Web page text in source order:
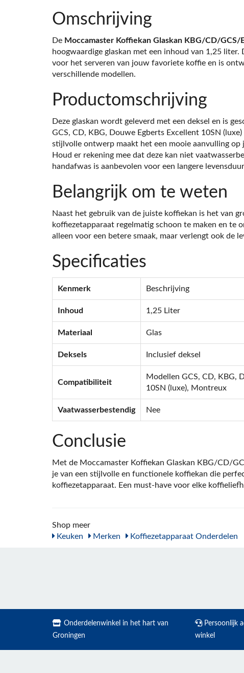
Omschrijving
De Moccamaster Koffiekan Glaskan KBG/CD/GCS/
hoogwaardige glaskan met een inhoud van 1,25 liter.
voor het serveren van jouw favoriete koffie en is
verschillende modellen.
Productomschrijving
Deze glaskan wordt geleverd met een deksel en is
GCS, CD, KBG, Douwe Egberts Excellent 10SN
stijlvolle ontwerp maakt het een mooie aanvulling op
Houd er rekening mee dat deze kan niet
handafwas is aanbevolen voor een langere
Belangrijk om te weten
Naast het gebruik van de juiste koffiekan is het van
koffiezetapparaat regelmatig schoon te maken en te
alleen voor een betere smaak, maar verlengt ook de
Specificaties
Kenmerk Beschrijving
Inhoud 1,25 Liter
Materiaal Glas
Deksels Inclusief deksel
Compatibiliteit
Modellen GCS, CD, KBG,
10SN (luxe), Montreux
Vaatwasserbestendig Nee
Conclusie
Met de Moccamaster Koffiekan Glaskan KBG/CD/
je van een stijlvolle en functionele koffiekan die
koffiezetapparaat. Een must-have voor elke
Shop meer
Keuken
Merken Koffiezetapparaat Onderdelen
Onderdelenwinkel in het hart van
Groningen
Persoonlijk
winkel